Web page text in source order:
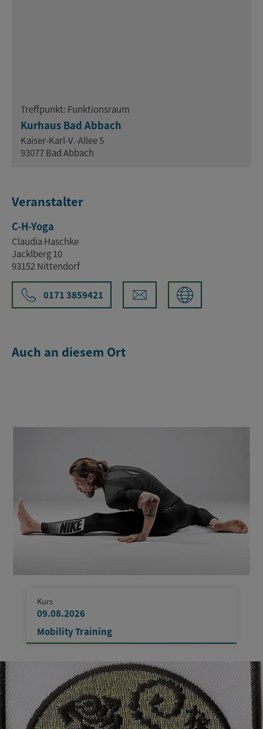
Treffpunkt: Funktionsraum
Kurhaus Bad Abbach
Kaiser-Karl-V.-Allee 5
93077 Bad Abbach
Veranstalter
C-H-Yoga
Claudia Haschke
Jacklberg 10
93152 Nittendorf
0171 3859421
Auch an diesem Ort
Kurs
09.08.2026
Mobility Training